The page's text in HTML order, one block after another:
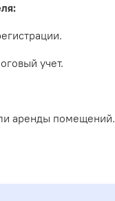
учет.
аренды помещений.